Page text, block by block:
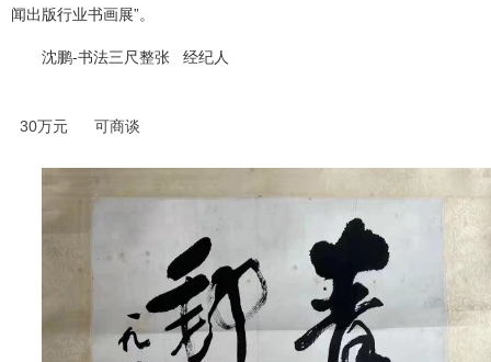
1 2
闻出版行业书画展”。
沈鹏-书法三尺整张 经纪人
30万元 可商谈